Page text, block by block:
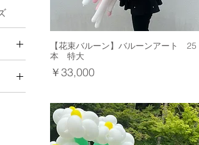
【花束バルーン】バルーンアート 25
本 特大
価格
￥33,000